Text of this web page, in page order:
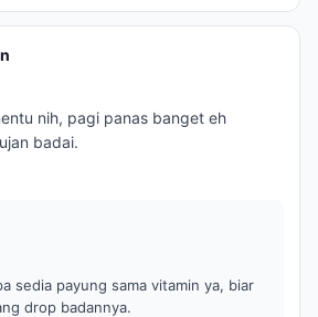
nih, pagi panas banget eh
badai.
sedia payung sama vitamin ya, biar
drop badannya.